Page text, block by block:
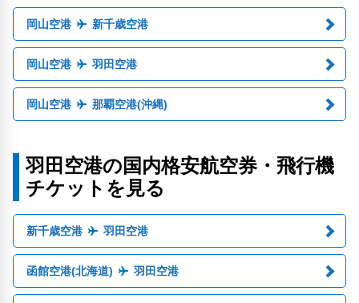
岡山空港 新千歳空港
岡山空港 羽田空港
岡山空港 那覇空港(沖縄)
羽田空港の国内格安航空券・飛行機
チケットを見る
新千歳空港 羽田空港
函館空港(北海道) 羽田空港